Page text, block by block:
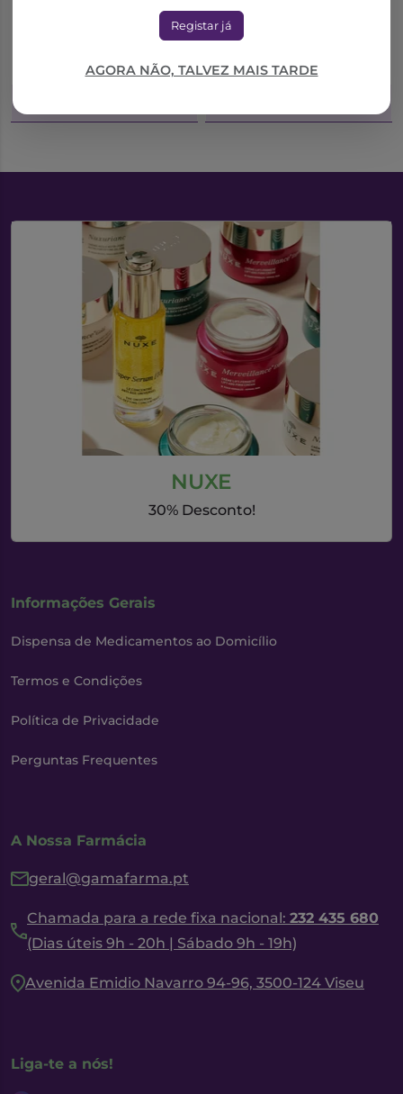
Registar já
AGORA NÃO, TALVEZ MAIS TARDE
6,10€
Nasal Isotónico 100ml
10,17€
NUXE
30% Desconto!
Informações Gerais
Dispensa de Medicamentos ao Domicílio
Termos e Condições
Política de Privacidade
Perguntas Frequentes
A Nossa Farmácia
geral@gamafarma.pt
Chamada para a rede fixa nacional: 232 435 680
(Dias úteis 9h - 20h | Sábado 9h - 19h)
Avenida Emidio Navarro 94-96, 3500-124 Viseu
Liga-te a nós!